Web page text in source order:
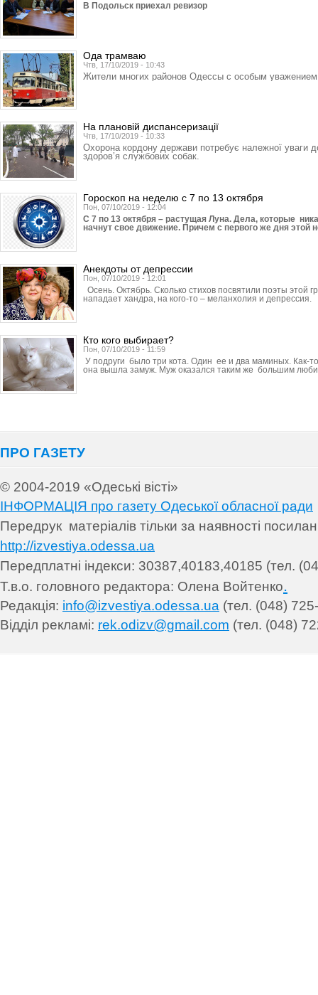
В Подольск приехал ревизор
Ода трамваю
Чтв, 17/10/2019 - 10:43
Жители многих районов Одессы с особым уважением
На плановій диспансеризації
Чтв, 17/10/2019 - 10:33
Охорона кордону держави потребує належної уваги
здоров’я службових собак.
Гороскоп на неделю с 7 по 13 октября
Пон, 07/10/2019 - 12:04
С 7 по 13 октября – растущая Луна. Дела, которые
начнут свое движение. Причем с первого же дня этой
Анекдоты от депрессии
Пон, 07/10/2019 - 12:01
Осень. Октябрь. Сколько стихов посвятили поэты этой
нападает хандра, на кого-то – меланхолия и депрессия.
Кто кого выбирает?
Пон, 07/10/2019 - 11:59
У подруги было три кота. Один ее и два маминых. Как-
она вышла замуж. Муж оказался таким же большим
ПРО ГАЗЕТУ
© 2004-2019 «Одеські вісті»
ІНФОРМАЦІЯ про газету Одеської обласної ради
Передрук матеріалів тільки за наявності
http://izvestiya.odessa.ua
Передплатні індекси: 30387,40183,40185 (тел.
Т.в.о. головного редактора: Олена Войтенко.
Редакція: info@izvestiya.odessa.ua (тел. (048)
Відділ рекламі: rek.odizv@gmail.com (тел. (048)